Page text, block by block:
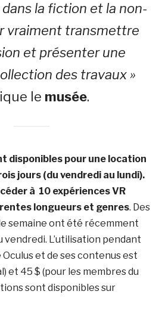
la fiction et la non-
vraiment transmettre
et présenter une
des travaux »
le musée.
disponibles pour une location
jours (du vendredi au lundi).
à 10 expériences VR
longueurs et genres. Des
semaine ont été récemment
vendredi. L’utilisation pendant
et de ses contenus est
et 45 $ (pour les membres du
sont disponibles sur